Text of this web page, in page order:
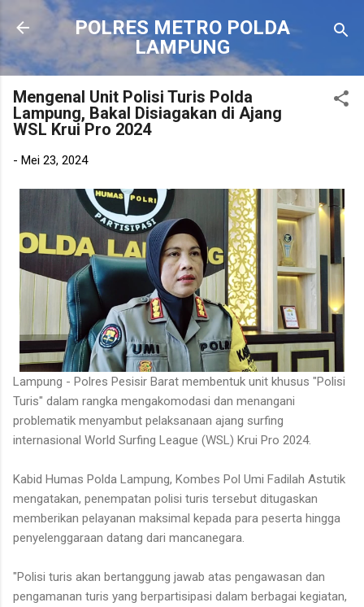
Langsung ke konten utama
POLRES METRO POLDA
LAMPUNG
Mengenal Unit Polisi Turis Polda
Lampung, Bakal Disiagakan di Ajang
WSL Krui Pro 2024
- Mei 23, 2024
Lampung - Polres Pesisir Barat membentuk unit khusus "Polisi
Turis" dalam rangka mengakomodasi dan menangani
problematik menyambut pelaksanaan ajang surfing
internasional World Surfing League (WSL) Krui Pro 2024.
Kabid Humas Polda Lampung, Kombes Pol Umi Fadilah Astutik
mengatakan, penempatan polisi turis tersebut ditugaskan
memberikan pelayanan maksimal kepada para peserta hingga
penyelenggaraan datang dari mancanegara.
"Polisi turis akan bertanggung jawab atas pengawasan dan
pengamanan turis yang berpartisipasi dalam berbagai kegiatan,